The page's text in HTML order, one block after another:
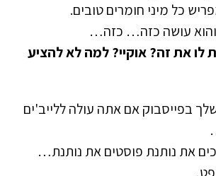
כל מיני חומרים טובים.
והוא עושה כזה… כזה…
את זה? אוקיי? למה לא להציע
בפייסבוק אם אתה עולה ללייב'ים
את נותנת פוסטים את נותנת…